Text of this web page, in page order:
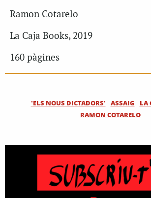
Ramon Cotarelo
La Caja Books, 2019
160 pàgines
'ELS NOUS DICTADORS' ASSAIG
LA
RAMON COTARELO